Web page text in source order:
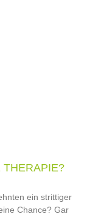
THERAPIE?
ein strittiger
Chance? Gar